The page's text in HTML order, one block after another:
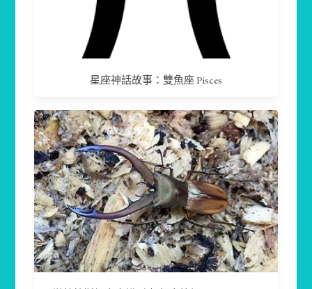
星座神話故事：雙魚座 Pisces